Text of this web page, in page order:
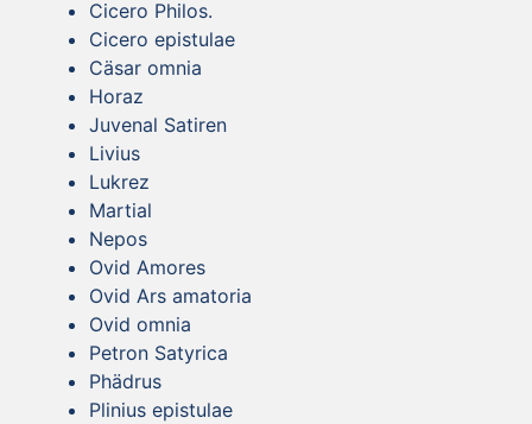
Cicero Philos.
Cicero epistulae
Cäsar omnia
Horaz
Juvenal Satiren
Livius
Lukrez
Martial
Nepos
Ovid Amores
Ovid Ars amatoria
Ovid omnia
Petron Satyrica
Phädrus
Plinius epistulae